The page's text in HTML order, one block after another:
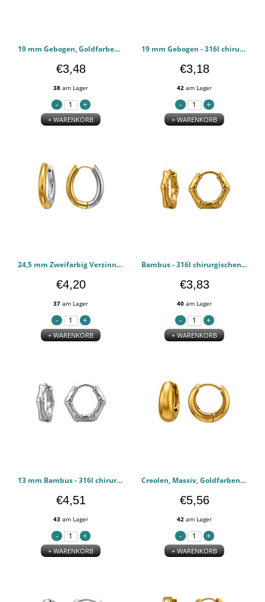
19 mm Gebogen, Goldfarben - 316l chirurgischen Edelstahl Ohrringe PCJW51294
€3,48
38 am Lager
+ WARENKORB
19 mm Gebogen - 316l chirurgischen Edelstahl Ohrringe PCJW51293
€3,18
42 am Lager
+ WARENKORB
24,5 mm Zweifarbig Verzinnt - 316l chirurgischen Edelstahl Ohrringe PCJW51292
€4,20
37 am Lager
+ WARENKORB
Bambus - 316l chirurgischen Edelstahl Ohrringe PCJW51291
€3,83
40 am Lager
+ WARENKORB
13 mm Bambus - 316l chirurgischen Edelstahl Ohrringe PCJW51290
€4,51
43 am Lager
+ WARENKORB
Creolen, Massiv, Goldfarben - 316l chirurgischen Edelstahl Ohrringe PCJW51289
€5,56
42 am Lager
+ WARENKORB